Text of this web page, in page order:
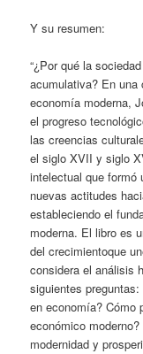
Y su resumen:
“¿Por qué la
acumulativa? En
economía moderna,
el progreso
las creencias
el siglo XVII y siglo
intelectual que formó
nuevas actitudes
estableciendo el
moderna. El libro es
del crecimientoque
considera el análisis
siguientes
en economía? Cómo
económico
modernidad y